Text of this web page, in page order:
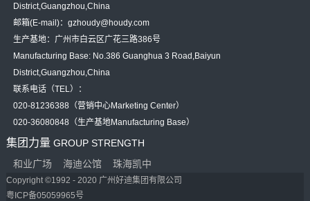
District,Guangzhou,China
邮箱(E-mail)：gzhoudy@houdy.com
生产基地：广州市白云区广花三路386号
Manufacturing Base: No.386 Guanghua 3 Road,Baiyun
District,Guangzhou,China
联系电话（TEL）：
020-81236388（营销中心Marketing Center）
020-36080848（生产基地Manufacturing Base）
集团力量 GROUP STRENGTH
和业广场
海迪公馆 珠海凯中
Copyright ©1992 - 2020 广州好迪集团有限公司
粤ICP备05059965号